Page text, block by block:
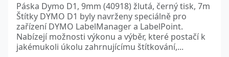
Páska Dymo D1, 9mm (40918) žlutá, černý tisk, 7m
Štítky DYMO D1 byly navrženy speciálně pro
zařízení DYMO LabelManager a LabelPoint.
Nabízejí možnosti výkonu a výběr, které postačí k
jakémukoli úkolu zahrnujícímu štítkování,...